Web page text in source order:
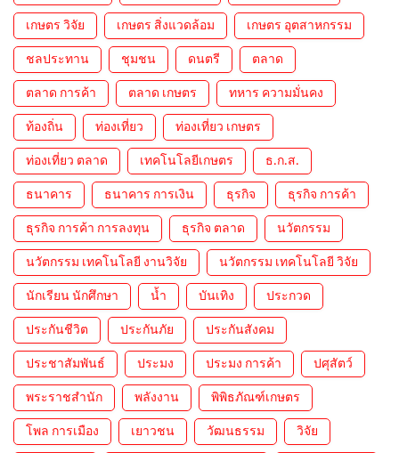
เกษตร วิจัย เกษตร สิ่งแวดล้อม เกษตร อุตสาหกรรม
ชลประทาน ชุมชน ดนตรี ตลาด
ตลาด การค้า ตลาด เกษตร ทหาร ความมั่นคง
ท้องถิ่น ท่องเที่ยว ท่องเที่ยว เกษตร
ท่องเที่ยว ตลาด เทคโนโลยีเกษตร ธ.ก.ส.
ธนาคาร ธนาคาร การเงิน ธุรกิจ ธุรกิจ การค้า
ธุรกิจ การค้า การลงทุน ธุรกิจ ตลาด นวัตกรรม
นวัตกรรม เทคโนโลยี งานวิจัย นวัตกรรม เทคโนโลยี วิจัย
นักเรียน นักศึกษา น้ำ บันเทิง ประกวด
ประกันชีวิต ประกันภัย ประกันสังคม
ประชาสัมพันธ์ ประมง ประมง การค้า ปศุสัตว์
พระราชสำนัก พลังงาน พิพิธภัณฑ์เกษตร
โพล การเมือง เยาวชน วัฒนธรรม วิจัย